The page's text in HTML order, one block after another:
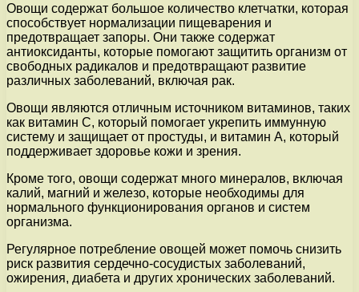
Овощи содержат большое количество клетчатки, которая
способствует нормализации пищеварения и
предотвращает запоры. Они также содержат
антиоксиданты, которые помогают защитить организм от
свободных радикалов и предотвращают развитие
различных заболеваний, включая рак.
Овощи являются отличным источником витаминов, таких
как витамин С, который помогает укрепить иммунную
систему и защищает от простуды, и витамин А, который
поддерживает здоровье кожи и зрения.
Кроме того, овощи содержат много минералов, включая
калий, магний и железо, которые необходимы для
нормального функционирования органов и систем
организма.
Регулярное потребление овощей может помочь снизить
риск развития сердечно-сосудистых заболеваний,
ожирения, диабета и других хронических заболеваний.